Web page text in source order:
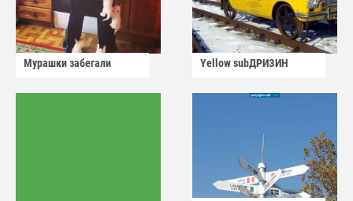
Мурашки забегали Yellow subДРИЗИН